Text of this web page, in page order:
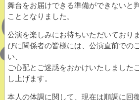
舞台をお届けできる準備ができないと
こととなりました。
公演を楽しみにお待ちいただいており
びに関係者の皆様には、公演直前での
い、
ご心配とご迷惑をおかけいたしました
し上げます。
本人の体調に関して、現在は順調に回